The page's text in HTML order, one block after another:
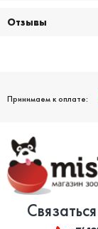
Отзывы
Принимаем к оплате: